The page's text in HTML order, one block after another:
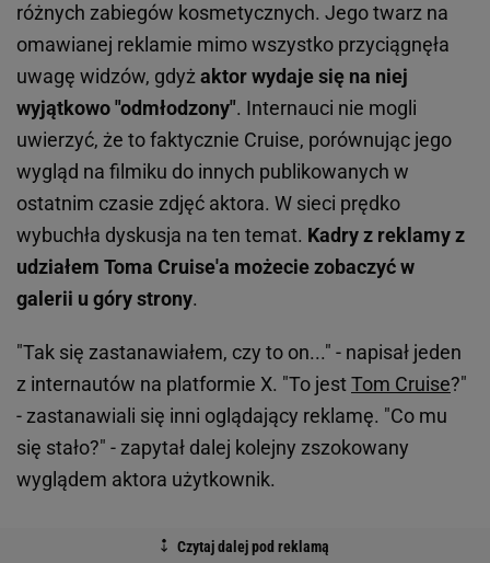
różnych zabiegów kosmetycznych. Jego twarz na
omawianej reklamie mimo wszystko przyciągnęła
uwagę widzów, gdyżaktor wydaje się na niej
wyjątkowo "odmłodzony". Internauci nie mogli
uwierzyć, że to faktycznie Cruise, porównując jego
wygląd na filmiku do innych publikowanych w
ostatnim czasie zdjęć aktora. W sieci prędko
wybuchła dyskusja na ten temat. Kadry z reklamy z
udziałem Toma Cruise'a możecie zobaczyć w
galerii u góry strony.
"Tak się zastanawiałem, czy to on..." - napisał jeden
z internautów na platformie X. "To jestTom Cruise?"
- zastanawiali się inni oglądający reklamę. "Co mu
się stało?" - zapytał dalej kolejny zszokowany
wyglądem aktora użytkownik.